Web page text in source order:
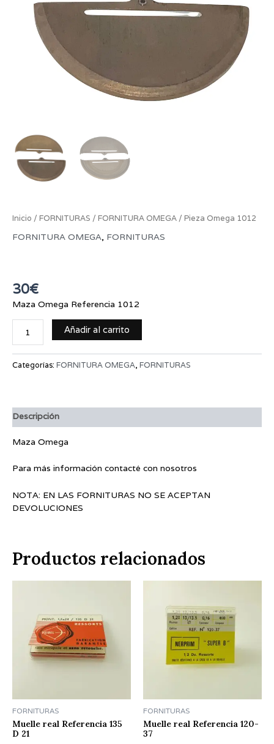
Inicio / FORNITURAS / FORNITURA OMEGA / Pieza Omega 1012
FORNITURA OMEGA, FORNITURAS
30€
Maza Omega Referencia 1012
Añadir al carrito
Categorías: FORNITURA OMEGA, FORNITURAS
Descripción
Maza Omega
Para más información contacté con nosotros
NOTA: EN LAS FORNITURAS NO SE ACEPTAN
DEVOLUCIONES
Productos relacionados
FORNITURAS
Muelle real Referencia 135
D 21
FORNITURAS
Muelle real Referencia 120-
37